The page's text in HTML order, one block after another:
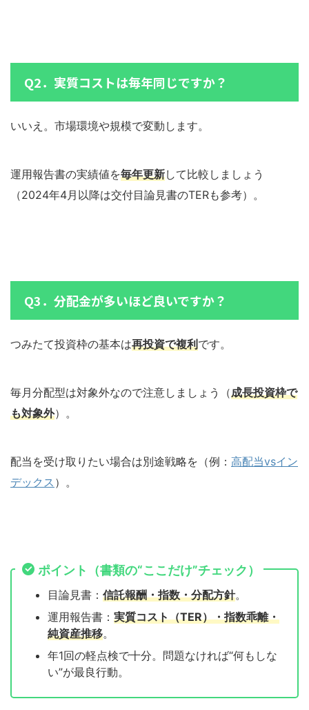
Q2．実質コストは毎年同じですか？
いいえ。市場環境や規模で変動します。
運用報告書の実績値を毎年更新して比較しましょう
（2024年4月以降は交付目論見書のTERも参考）。
Q3．分配金が多いほど良いですか？
つみたて投資枠の基本は再投資で複利です。
毎月分配型は対象外なので注意しましょう（成長投資枠で
も対象外）。
配当を受け取りたい場合は別途戦略を（例： 高配当vsイン
デックス ）。
ポイント（書類の“ここだけ”チェック）
目論見書： 信託報酬・指数・分配方針。
運用報告書： 実質コスト（TER）・指数乖離・
純資産推移。
年1回の軽点検で十分。問題なければ“何もしな
い”が最良行動。